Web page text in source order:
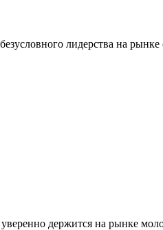
лидерства на
держится на рынке